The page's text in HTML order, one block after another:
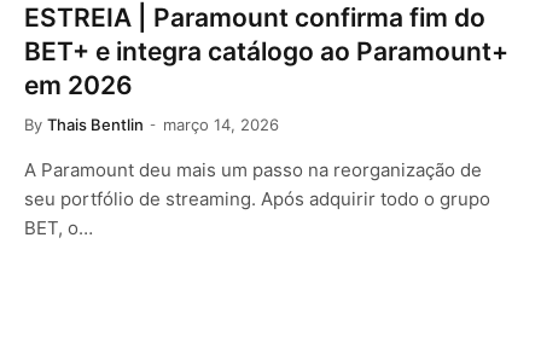
ESTREIA | Paramount confirma fim do
BET+ e integra catálogo ao Paramount+
em 2026
By Thais Bentlin março 14, 2026
A Paramount deu mais um passo na reorganização de
seu portfólio de streaming. Após adquirir todo o grupo
BET, o…